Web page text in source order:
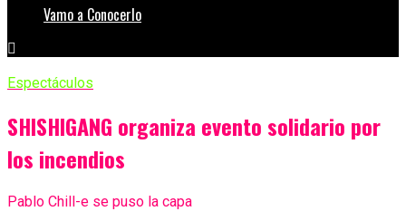
Vamo a Conocerlo
Espectáculos
SHISHIGANG organiza evento solidario por
los incendios
Pablo Chill-e se puso la capa